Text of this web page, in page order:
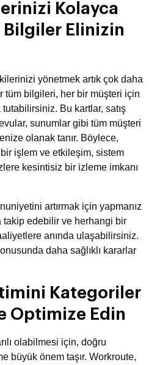
Kolayca
Bilgiler Elinizin
yönetmek artık çok daha
tüm bilgileri, her bir müşteri için
Bu kartlar, satış
sunumlar gibi tüm müşteri
olanak tanır. Böylece,
bir işlem ve etkileşim, sistem
kesintisiz bir izleme imkanı
artırmak için yapmanız
edebilir ve herhangi bir
anında ulaşabilirsiniz.
daha sağlıklı kararlar
Kategoriler
Optimize Edin
olabilmesi için, doğru
büyük önem taşır. Workroute,